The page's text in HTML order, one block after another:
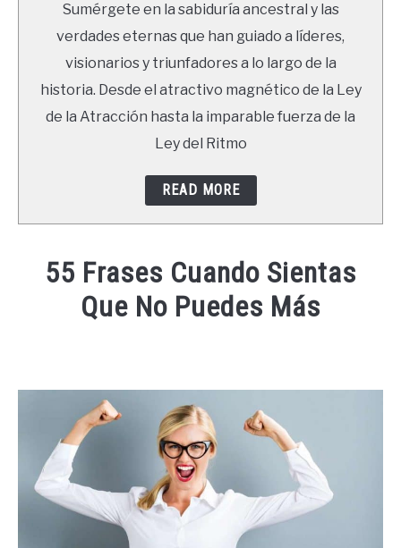
NEWSLETTER
Sumérgete en la sabiduría ancestral y las
verdades eternas que han guiado a líderes,
visionarios y triunfadores a lo largo de la
historia. Desde el atractivo magnético de la Ley
de la Atracción hasta la imparable fuerza de la
Ley del Ritmo
READ MORE
55 Frases Cuando Sientas
Que No Puedes Más
Frases